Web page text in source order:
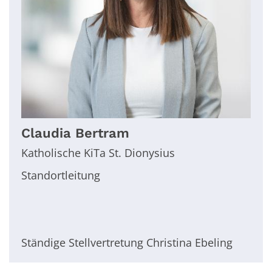
Claudia Bertram
Katholische KiTa St. Dionysius
Standortleitung
Ständige Stellvertretung Christina Ebeling